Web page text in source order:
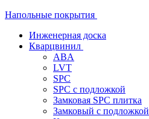
Напольные покрытия
Инженерная доска
Кварцвинил
ABA
LVT
SPC
SPC с подложкой
Замковая SPC плитка
Замковый с подложкой